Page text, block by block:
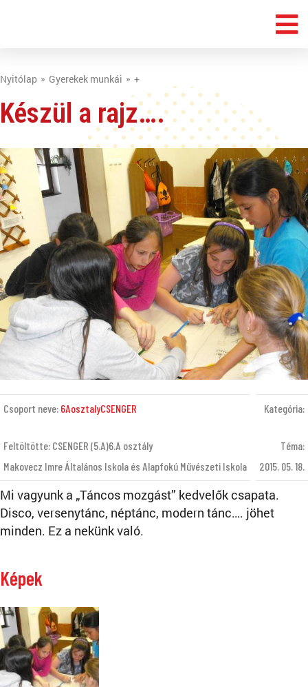
Nyitólap Gyerekek munkái +
Készül a rajz….
Csoport neve: 6AosztalyCSENGER
Feltöltötte: CSENGER (5.A)6.A osztály
Makovecz Imre Általános Iskola és Alapfokú Művészeti Iskola
Kategória:
Téma:
2015. 05. 18.
Mi vagyunk a „Táncos mozgást” kedvelők csapata.
Disco, versenytánc, néptánc, modern tánc…. jöhet
minden. Ez a nekünk való.
Képek